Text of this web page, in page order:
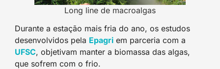
Long line de macroalgas
Durante a estação mais fria do ano, os estudos
desenvolvidos pela Epagri em parceria com a
UFSC, objetivam manter a biomassa das algas,
que sofrem com o frio.